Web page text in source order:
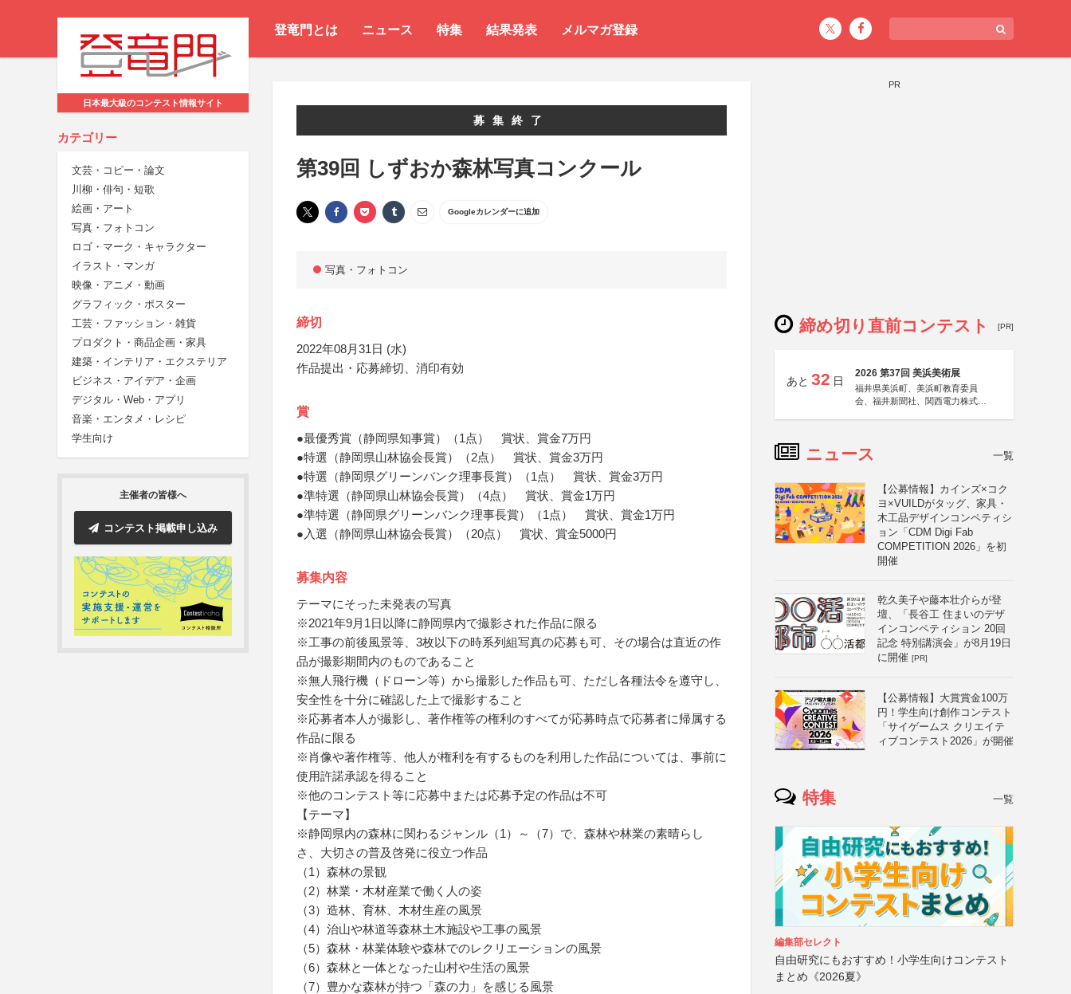
登竜門とは ニュース 特集 結果発表 メルマガ登録
日本最大級のコンテスト情報サイト
カテゴリー
文芸・コピー・論文
川柳・俳句・短歌
絵画・アート
写真・フォトコン
ロゴ・マーク・キャラクター
イラスト・マンガ
映像・アニメ・動画
グラフィック・ポスター
工芸・ファッション・雑貨
プロダクト・商品企画・家具
建築・インテリア・エクステリア
ビジネス・アイデア・企画
デジタル・Web・アプリ
音楽・エンタメ・レシピ
学生向け
主催者の皆様へ
コンテスト掲載申し込み
募集終了
第39回 しずおか森林写真コンクール
Googleカレンダーに追加
写真・フォトコン
締切
2022年08月31日 (水)
作品提出・応募締切、消印有効
賞
●最優秀賞（静岡県知事賞）（1点） 賞状、賞金7万円
●特選（静岡県山林協会長賞）（2点） 賞状、賞金3万円
●特選（静岡県グリーンバンク理事長賞）（1点） 賞状、賞金3万円
●準特選（静岡県山林協会長賞）（4点） 賞状、賞金1万円
●準特選（静岡県グリーンバンク理事長賞）（1点） 賞状、賞金1万円
●入選（静岡県山林協会長賞）（20点） 賞状、賞金5000円
募集内容
テーマにそった未発表の写真
※2021年9月1日以降に静岡県内で撮影された作品に限る
※工事の前後風景等、3枚以下の時系列組写真の応募も可、その場合は直近の作
品が撮影期間内のものであること
※無人飛行機（ドローン等）から撮影した作品も可、ただし各種法令を遵守し、
安全性を十分に確認した上で撮影すること
※応募者本人が撮影し、著作権等の権利のすべてが応募時点で応募者に帰属する
作品に限る
※肖像や著作権等、他人が権利を有するものを利用した作品については、事前に
使用許諾承認を得ること
※他のコンテスト等に応募中または応募予定の作品は不可
【テーマ】
※静岡県内の森林に関わるジャンル（1）～（7）で、森林や林業の素晴らし
さ、大切さの普及啓発に役立つ作品
（1）森林の景観
（2）林業・木材産業で働く人の姿
（3）造林、育林、木材生産の風景
（4）治山や林道等森林土木施設や工事の風景
（5）森林・林業体験や森林でのレクリエーションの風景
（6）森林と一体となった山村や生活の風景
（7）豊かな森林が持つ「森の力」を感じる風景
PR
締め切り直前コンテスト [PR]
あと 32 日
2026 第37回 美浜美術展
福井県美浜町、美浜町教育委員
会、福井新聞社、関西電力株式会
ニュース 一覧
【公募情報】カインズ×コク
ヨ×VUILDがタッグ、家具・
木工品デザインコンペティシ
ョン「CDM Digi Fab
COMPETITION 2026」を初
開催
乾久美子や藤本壮介らが登
壇、「長谷工 住まいのデザ
インコンペティション 20回
記念 特別講演会」が8月19日
に開催 [PR]
【公募情報】大賞賞金100万
円！学生向け創作コンテスト
「サイゲームス クリエイテ
ィブコンテスト2026」が開催
特集 一覧
編集部セレクト
自由研究にもおすすめ！小学生向けコンテスト
まとめ《2026夏》